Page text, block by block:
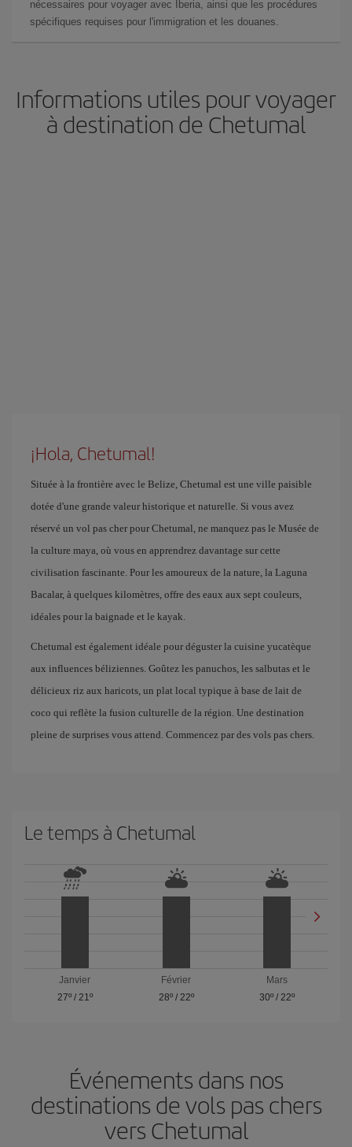
nécessaires pour voyager avec Iberia, ainsi que les procédures
spécifiques requises pour l'immigration et les douanes.
Informations utiles pour voyager
à destination de Chetumal
¡Hola, Chetumal!
Située à la frontière avec le Belize, Chetumal est une ville paisible
dotée d'une grande valeur historique et naturelle. Si vous avez
réservé un vol pas cher pour Chetumal, ne manquez pas le Musée de
la culture maya, où vous en apprendrez davantage sur cette
civilisation fascinante. Pour les amoureux de la nature, la Laguna
Bacalar, à quelques kilomètres, offre des eaux aux sept couleurs,
idéales pour la baignade et le kayak.
Chetumal est également idéale pour déguster la cuisine yucatèque
aux influences béliziennes. Goûtez les panuchos, les salbutas et le
délicieux riz aux haricots, un plat local typique à base de lait de
coco qui reflète la fusion culturelle de la région. Une destination
pleine de surprises vous attend. Commencez par des vols pas chers.
Le temps à Chetumal
Janvier
27º/ 21º
Février
28º/ 22º
Mars
30º / 22º
Événements dans nos
destinations de vols pas chers
vers Chetumal